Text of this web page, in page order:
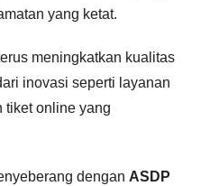
yang ketat.
meningkatkan kualitas
inovasi seperti layanan
tiket online yang
dengan ASDP